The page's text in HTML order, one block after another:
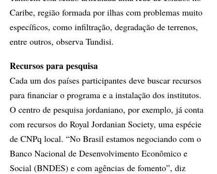
Caribe, região formada por ilhas com problemas muito
específicos, como infiltração, degradação de terrenos,
entre outros, observa Tundisi.
Recursos para pesquisa
Cada um dos países participantes deve buscar recursos
para financiar o programa e a instalação dos institutos.
O centro de pesquisa jordaniano, por exemplo, já conta
com recursos do Royal Jordanian Society, uma espécie
de CNPq local. “No Brasil estamos negociando com o
Banco Nacional de Desenvolvimento Econômico e
Social (BNDES) e com agências de fomento”, diz